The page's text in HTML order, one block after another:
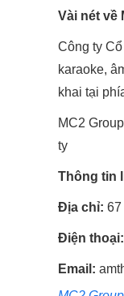
Vài nét về
Công ty
karaoke,
khai tại
MC2
ty
Thông tin
Địa chỉ:
Điện thoại:
Email: